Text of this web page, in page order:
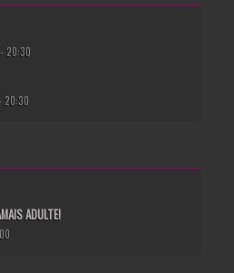
20:30
20:30
ADULTE!